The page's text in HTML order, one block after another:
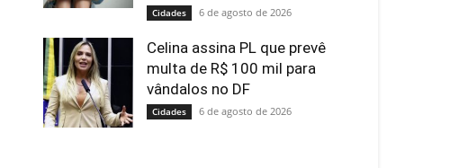
Cidades 6 de agosto de 2026
Celina assina PL que prevê
multa de R$ 100 mil para
vândalos no DF
Cidades 6 de agosto de 2026